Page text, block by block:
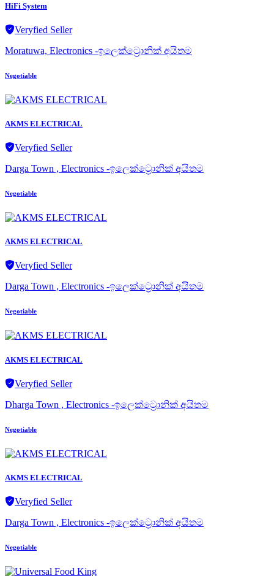
HiFi System
Veryfied Seller
Moratuwa, Electronics -ඉලෙක්ට්‍රොනික් අයිතම
Negotiable
AKMS ELECTRICAL
Veryfied Seller
Darga Town , Electronics -ඉලෙක්ට්‍රොනික් අයිතම
Negotiable
AKMS ELECTRICAL
Veryfied Seller
Darga Town , Electronics -ඉලෙක්ට්‍රොනික් අයිතම
Negotiable
AKMS ELECTRICAL
Veryfied Seller
Dharga Town , Electronics -ඉලෙක්ට්‍රොනික් අයිතම
Negotiable
AKMS ELECTRICAL
Veryfied Seller
Darga Town , Electronics -ඉලෙක්ට්‍රොනික් අයිතම
Negotiable